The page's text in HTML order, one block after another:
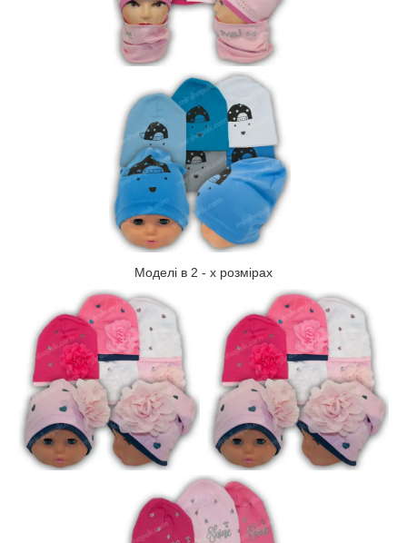
Моделі в 2 - х розмірах